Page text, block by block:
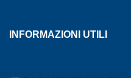
INFORMAZIONI UTILI